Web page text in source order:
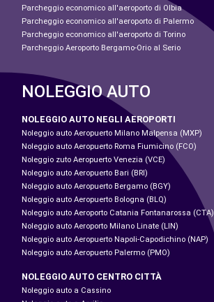
Parcheggio economico all'aeroporto di Olbia
Parcheggio economico all'aeroporto di Palermo
Parcheggio economico all'aeroporto di Torino
Parcheggio Aeroporto Bergamo-Orio al Serio
NOLEGGIO AUTO
NOLEGGIO AUTO NEGLI AEROPORTI
Noleggio auto Aeropuerto Milano Malpensa (MXP)
Noleggio auto Aeropuerto Roma Fiumicino (FCO)
Noleggio zuto Aeropuerto Venezia (VCE)
Noleggio auto Aeropuerto Bari (BRI)
Noleggio auto Aeropuerto Bergamo (BGY)
Noleggio auto Aeropuerto Bologna (BLQ)
Noleggio auto Aeroporto Catania Fontanarossa (CTA)
Noleggio auto Aeroporto Milano Linate (LIN)
Noleggio auto Aeropuerto Napoli-Capodichino (NAP)
Noleggio auto Aeropuerto Palermo (PMO)
NOLEGGIO AUTO CENTRO CITTÀ
Noleggio auto a Cassino